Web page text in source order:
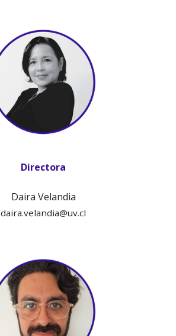
Directora
Daira Velandia
daira.velandia@uv.cl